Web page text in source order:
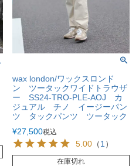
wax london/ワックスロンド
ン ツータックワイドトラウザ
ー SS24-TRO-PLE-AOJ カ
ジュアル チノ イージーパン
ツ タックパンツ ツータック
¥27,500税込
5.00 （1 ）
在庫切れ